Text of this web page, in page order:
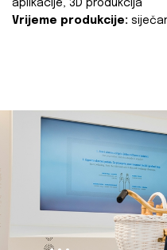
aplikacije, 3D produkcija
Vrijeme produkcije: